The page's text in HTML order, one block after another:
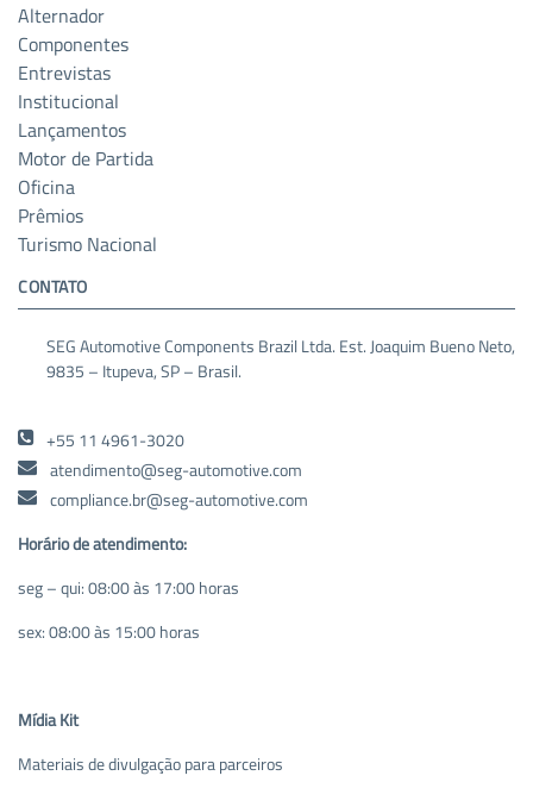
Alternador
Componentes
Entrevistas
Institucional
Lançamentos
Motor de Partida
Oficina
Prêmios
Turismo Nacional
CONTATO
SEG Automotive Components Brazil Ltda. Est. Joaquim Bueno Neto,
9835 – Itupeva, SP – Brasil.
+55 11 4961-3020
atendimento@seg-automotive.com
compliance.br@seg-automotive.com
Horário de atendimento:
seg – qui: 08:00 às 17:00 horas
sex: 08:00 às 15:00 horas
Mídia Kit
Materiais de divulgação para parceiros